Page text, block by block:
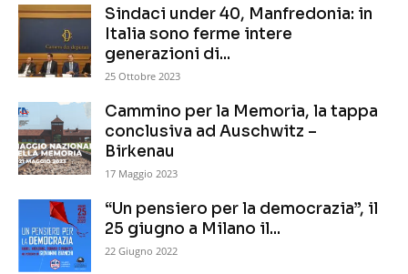
Sindaci under 40, Manfredonia: in
Italia sono ferme intere
generazioni di...
25 Ottobre 2023
Cammino per la Memoria, la tappa
conclusiva ad Auschwitz –
Birkenau
17 Maggio 2023
“Un pensiero per la democrazia”, il
25 giugno a Milano il...
22 Giugno 2022